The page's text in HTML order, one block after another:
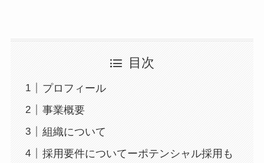
目次
プロフィール
事業概要
組織について
採用要件についてーポテンシャル採用も